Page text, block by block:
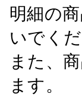
明細の
いでく
また、
ます。